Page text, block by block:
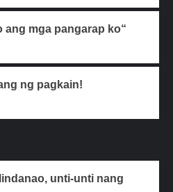
ang mga pangarap ko“
ng pagkain!
unti-unti nang